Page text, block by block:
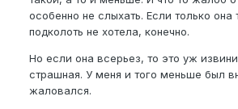
особенно не слыхать. Если только она
подколоть не хотела, конечно.
Но если она всерьез, то это уж
страшная. У меня и того меньше был
жаловался.